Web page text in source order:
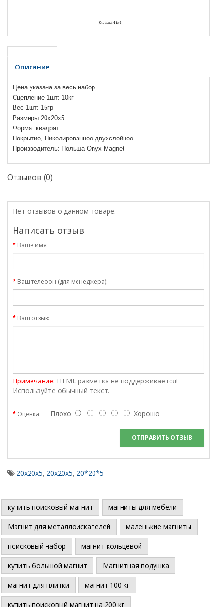
Описание
Цена указана за весь набор
Сцепление 1шт: 10кг
Вес 1шт: 15гр
Размеры:20х20х5
Форма: квадрат
Покрытие, Никелированное двухслойное
Производитель: Польша Onyx Magnet
Отзывов (0)
Нет отзывов о данном товаре.
Написать отзыв
Ваше имя:
Ваш телефон (для менеджера):
Ваш отзыв:
Примечание: HTML разметка не поддерживается!
Используйте обычный текст.
Оценка: Плохо Хорошо
ОТПРАВИТЬ ОТЗЫВ
20х20х5, 20х20х5, 20*20*5
купить поисковый магнит магниты для мебели
Магнит для металлоискателей маленькие магниты
поисковый набор магнит кольцевой
купить большой магнит Магнитная подушка
магнит для плитки магнит 100 кг
купить поисковый магнит на 200 кг